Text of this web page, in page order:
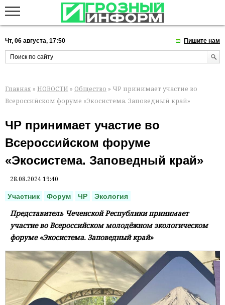
Чт, 06 августа, 17:50 Пишите нам
Главная » НОВОСТИ » Общество » ЧР принимает участие во
Всероссийском форуме «Экосистема. Заповедный край»
ЧР принимает участие во
Всероссийском форуме
«Экосистема. Заповедный край»
28.08.2024 19:40
Участник Форум ЧР Экология
Представитель Чеченской Республики принимает
участие во Всероссийском молодёжном экологическом
форуме «Экосистема. Заповедный край»